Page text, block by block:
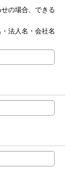
の場合、できる
法人名・会社名